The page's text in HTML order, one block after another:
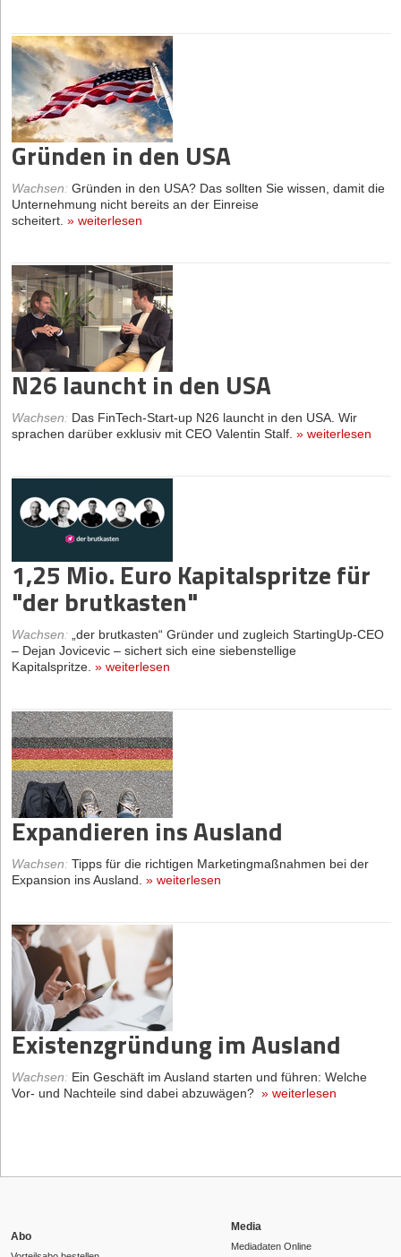
Gründen in den USA
Wachsen: Gründen in den USA? Das sollten Sie wissen, damit die
Unternehmung nicht bereits an der Einreise
scheitert. » weiterlesen
N26 launcht in den USA
Wachsen: Das FinTech-Start-up N26 launcht in den USA. Wir
sprachen darüber exklusiv mit CEO Valentin Stalf. » weiterlesen
1,25 Mio. Euro Kapitalspritze für
"der brutkasten"
Wachsen:
„der brutkasten“ Gründer und zugleich StartingUp-CEO
– Dejan Jovicevic – sichert sich eine siebenstellige
Kapitalspritze. » weiterlesen
Expandieren ins Ausland
Wachsen: Tipps für die richtigen Marketingmaßnahmen bei der
Expansion ins Ausland. » weiterlesen
Existenzgründung im Ausland
Wachsen: Ein Geschäft im Ausland starten und führen: Welche
Vor- und Nachteile sind dabei abzuwägen? » weiterlesen
Abo
Media
Mediadaten Online